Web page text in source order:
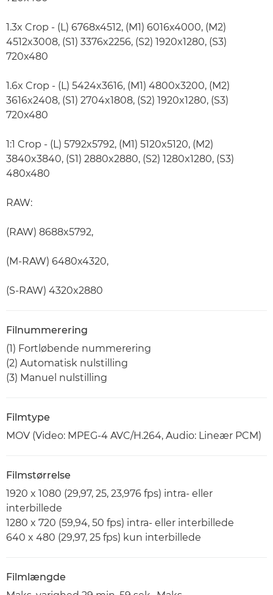
1.3x Crop - (L) 6768x4512, (M1) 6016x4000, (M2)
4512x3008, (S1) 3376x2256, (S2) 1920x1280, (S3)
720x480
1.6x Crop - (L) 5424x3616, (M1) 4800x3200, (M2)
3616x2408, (S1) 2704x1808, (S2) 1920x1280, (S3)
720x480
1:1 Crop - (L) 5792x5792, (M1) 5120x5120, (M2)
3840x3840, (S1) 2880x2880, (S2) 1280x1280, (S3)
480x480
RAW:
(RAW) 8688x5792,
(M-RAW) 6480x4320,
(S-RAW) 4320x2880
Filnummerering
(1) Fortløbende nummerering
(2) Automatisk nulstilling
(3) Manuel nulstilling
Filmtype
MOV (Video: MPEG-4 AVC/H.264, Audio: Lineær PCM)
Filmstørrelse
1920 x 1080 (29,97, 25, 23,976 fps) intra- eller
interbillede
1280 x 720 (59,94, 50 fps) intra- eller interbillede
640 x 480 (29,97, 25 fps) kun interbillede
Filmlængde